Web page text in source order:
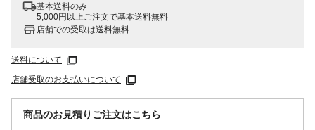
基本送料のみ
5,000円以上ご注文で基本送料無料
店舗での受取は送料無料
送料について
店舗受取のお支払いについて
商品のお見積りご注文はこちら